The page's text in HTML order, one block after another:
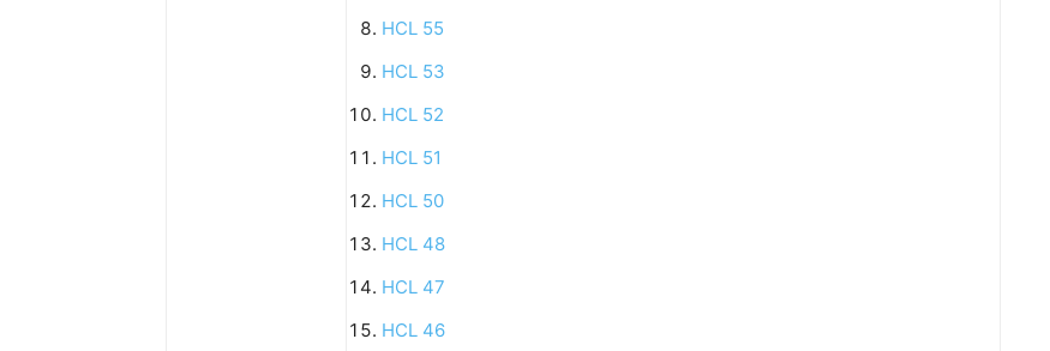
HCL 55
HCL 53
HCL 52
HCL 51
HCL 50
HCL 48
HCL 47
HCL 46